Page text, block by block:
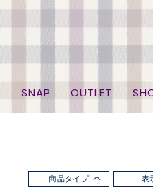
SNAP OUTLET
商品タイプ 表